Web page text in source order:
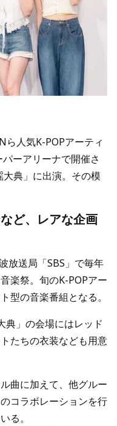
ら人気K-POPアーティ
ーアリーナで開催さ
典」に出演。その模
ど、レアな企画
放送局「SBS」で毎年
楽祭。旬のK-POPアー
型の音楽番組となる。
典」の会場にはレッド
たちの衣装なども用意
曲に加えて、他グルー
コラボレーションを行
る。